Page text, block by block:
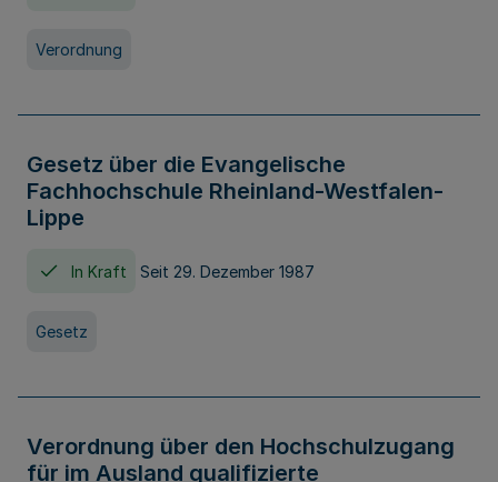
Verordnung
Gesetz über die Evangelische
Fachhochschule Rheinland-Westfalen-
Lippe
In Kraft Seit 29. Dezember 1987
Gesetz
Verordnung über den Hochschulzugang
für im Ausland qualifizierte